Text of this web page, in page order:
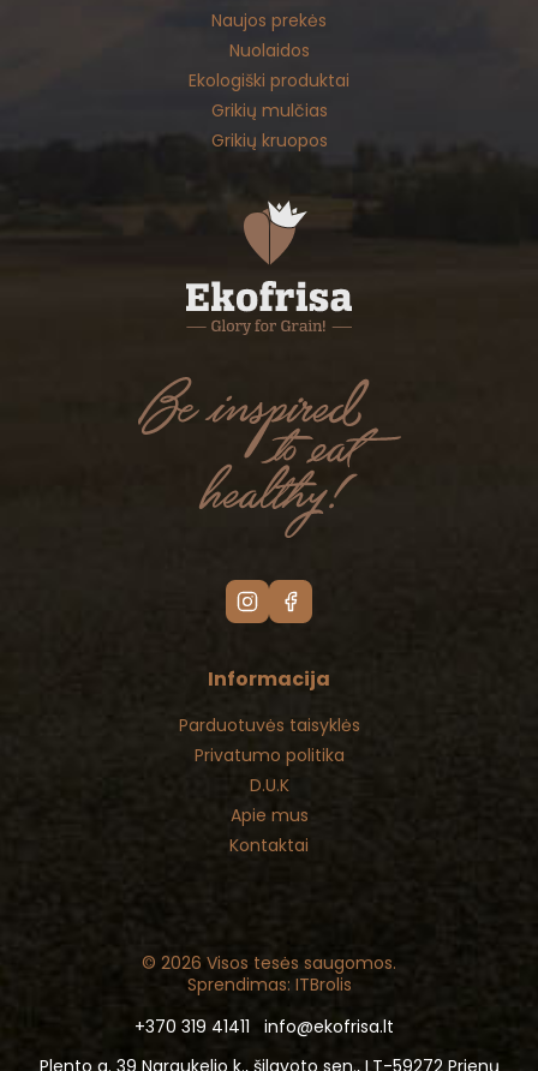
Naujos prekės
Nuolaidos
Ekologiški produktai
Grikių mulčias
Grikių kruopos
Informacija
Parduotuvės taisyklės
Privatumo politika
D.U.K
Apie mus
Kontaktai
© 2026 Visos tesės saugomos.
Sprendimas: ITBrolis
+370 319 41411
info@ekofrisa.lt
Plento g. 39 Naraukelio k., šilavoto sen., LT-59272 Prienų